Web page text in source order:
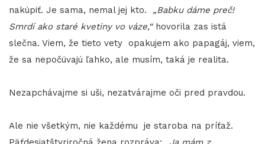
nakúpiť. Je sama, nemal jej kto. „Babku dáme preč!
Smrdí ako staré kvetiny vo váze,“ hovorila zas istá
slečna. Viem, že tieto vety opakujem ako papagáj, viem,
že sa nepočúvajú ľahko, ale musím, taká je realita.
Nezapchávajme si uši, nezatvárajme oči pred pravdou.
Ale nie všetkým, nie každému je staroba na príťaž.